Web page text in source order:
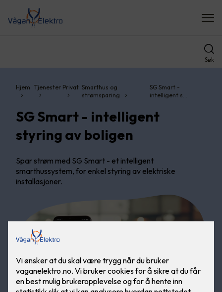
Søk
Hjem Tjenester Privat Smarthus og
strømsparing
SG Smart -
intelligent s…
SG Smart - intelligent
styring av boligen
Spar strøm med SG Smart - et intelligent
smarthussystem, for enkel styring av elektriske
installasjoner.